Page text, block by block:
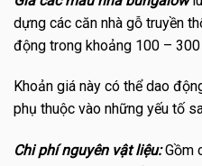
dựng các căn nhà gỗ truyền
động trong khoảng 100 –
Khoản giá này có thể dao
phụ thuộc vào những yếu tố
Chi phí nguyên vật liệu:Gồm